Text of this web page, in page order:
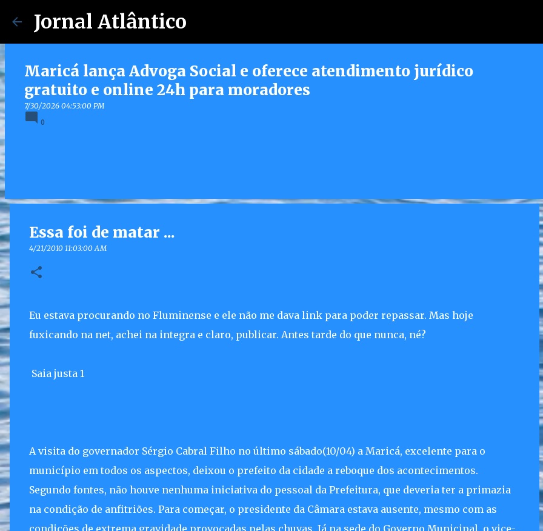
Jornal Atlântico
Maricá lança Advoga Social e oferece atendimento jurídico
gratuito e online 24h para moradores
7/30/2026 04:53:00 PM
0
Essa foi de matar ...
4/21/2010 11:03:00 AM
Eu estava procurando no Fluminense e ele não me dava link para poder repassar. Mas hoje
fuxicando na net, achei na integra e claro, publicar. Antes tarde do que nunca, né?
Saia justa 1
A visita do governador Sérgio Cabral Filho no último sábado(10/04) a Maricá, excelente para o
município em todos os aspectos, deixou o prefeito da cidade a reboque dos acontecimentos.
Segundo fontes, não houve nenhuma iniciativa do pessoal da Prefeitura, que deveria ter a primazia
na condição de anfitriões. Para começar, o presidente da Câmara estava ausente, mesmo com as
condições de extrema gravidade provocadas pelas chuvas. Já na sede do Governo Municipal, o vice-